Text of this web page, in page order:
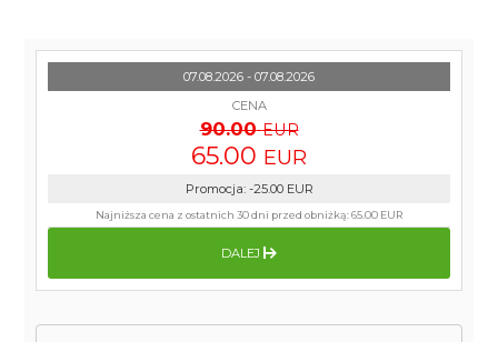
07.08.2026 - 07.08.2026
CENA
90.00 EUR
65.00 EUR
Promocja: -25.00 EUR
Najniższa cena z ostatnich 30 dni przed obniżką:65.00 EUR
DALEJ